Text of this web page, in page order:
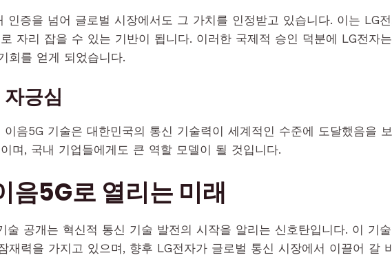
인증을 넘어 글로벌 시장에서도 그 가치를 인정받고 있습니다. 이는 LG
자리 잡을 수 있는 기반이 됩니다. 이러한 국제적 승인 덕분에 LG전자
회를 얻게 되었습니다.
긍심
음5G 기술은 대한민국의 통신 기술력이 세계적인 수준에 도달했음을
며, 국내 기업들에게도 큰 역할 모델이 될 것입니다.
음5G로 열리는 미래
술 공개는 혁신적 통신 기술 발전의 시작을 알리는 신호탄입니다. 이 기
재력을 가지고 있으며, 향후 LG전자가 글로벌 통신 시장에서 이끌어 갈